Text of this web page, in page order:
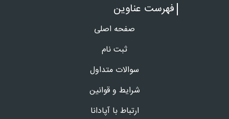
فهرست عناوین
صفحه اصلی
ثبت نام
سوالات متداول
شرایط و قوانین
ارتباط با آپادانا